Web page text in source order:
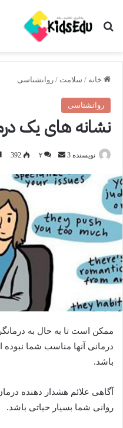
جستجو برای
خانه / سلامت / روانشناسی
روانشناسی
نشانه های یک
نویسنده 3
ارسال۲ 392
ممکن است تا به حال به
درمانی آنها مناسب شما نبوده
باشد.
آگاهی علائم هشدار دهنده
روانی شما بسیار حیاتی باشد.